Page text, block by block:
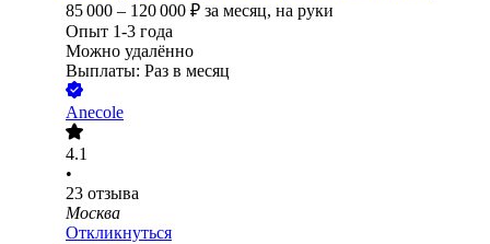
85 000 – 120 000 ₽ за месяц, на руки
Опыт 1-3 года
Можно удалённо
Выплаты: Раз в месяц
Anecole
4.1
•
23 отзыва
Москва
Откликнуться